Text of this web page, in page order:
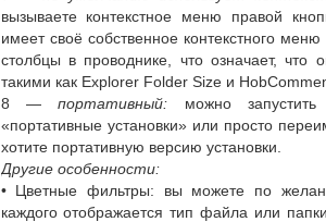
вызываете контекстное меню правой
имеет своё собственное контекстного
столбцы в проводнике, что означает, что
такими как Explorer Folder Size и
8 —портативный: можно запустить
«портативные установки» или просто
хотите портативную версию установки.
Другие особенности:
• Цветные фильтры: вы можете по
каждого отображается тип файла или